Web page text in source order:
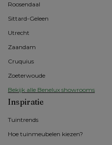
Roosendaal
Sittard-Geleen
Utrecht
Zaandam
Cruquius
Zoeterwoude
Bekijk alle Benelux showrooms
Inspiratie
Tuintrends
Hoe tuinmeubelen kiezen?